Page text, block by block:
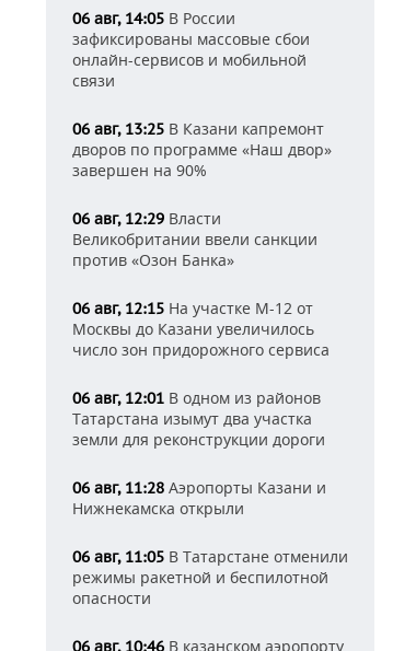
06 авг, 14:05 В России
зафиксированы массовые сбои
онлайн-сервисов и мобильной
связи
06 авг, 13:25 В Казани капремонт
дворов по программе «Наш двор»
завершен на 90%
06 авг, 12:29 Власти
Великобритании ввели санкции
против «Озон Банка»
06 авг, 12:15 На участке М-12 от
Москвы до Казани увеличилось
число зон придорожного сервиса
06 авг, 12:01 В одном из районов
Татарстана изымут два участка
земли для реконструкции дороги
06 авг, 11:28 Аэропорты Казани и
Нижнекамска открыли
06 авг, 11:05 В Татарстане отменили
режимы ракетной и беспилотной
опасности
06 авг, 10:46 В казанском аэропорту